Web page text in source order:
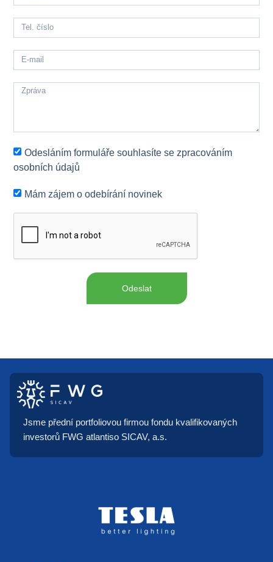
Odesláním formuláře souhlasíte se zpracováním
osobních údajů
Mám zájem o odebírání novinek
Odeslat
Jsme přední portfoliovou firmou fondu kvalifikovaných
investorů FWG atlantiso SICAV, a.s.